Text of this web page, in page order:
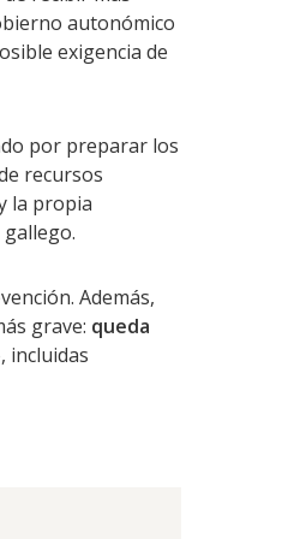
autonómico
exigencia de
por preparar los
recursos
la propia
Además,
grave: queda
incluidas